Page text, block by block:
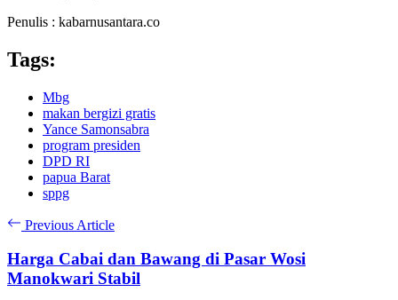
Penulis : kabarnusantara.co
Tags:
Mbg
makan bergizi gratis
Yance Samonsabra
program presiden
DPD RI
papua Barat
sppg
Previous Article
Harga Cabai dan Bawang di Pasar Wosi
Manokwari Stabil